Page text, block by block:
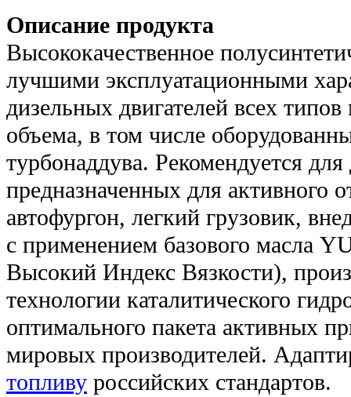
Описание продукта
Высококачественное
лучшими эксплуатационными
дизельных двигателей всех типов
объема, в том числе
турбонаддува. Рекомендуется
предназначенных для активного
автофургон, легкий грузовик,
с применением базового масла
Высокий Индекс Вязкости),
технологии каталитического
оптимального пакета активных
мировых производителей.
топливу российских стандартов.